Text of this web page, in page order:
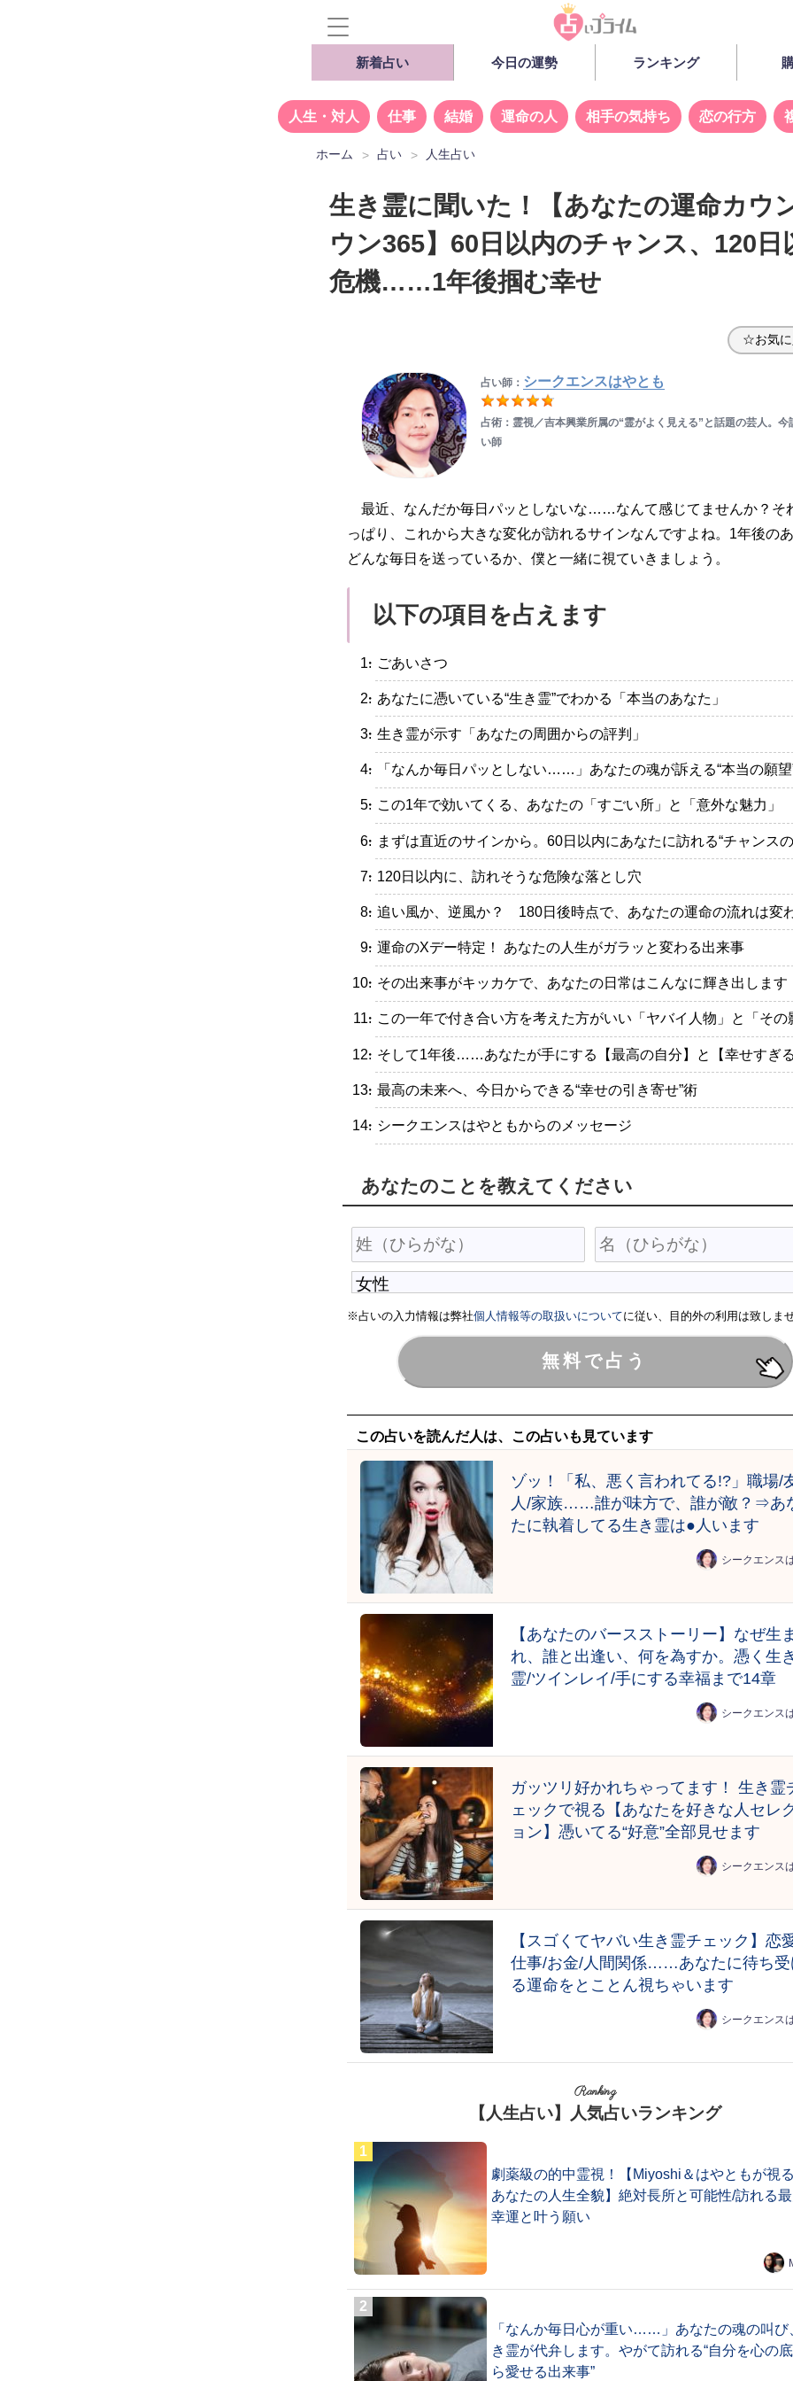
新着占い 今日の運勢 ランキング
人生・対人 仕事 結婚 運命の人 相手の気持ち 恋の行方
ホーム 占い 人生占い
生き霊に聞いた！【あなたの運命カウ
ウン365】60日以内のチャンス、120日
危機……1年後掴む幸せ
☆お気に
占い師： シークエンスはやとも
占術：霊視／吉本興業所属の“霊がよく見える”と話題の芸人。今
い師
最近、なんだか毎日パッとしないな……なんて感じてませんか？そ
っぱり、これから大きな変化が訪れるサインなんですよね。1年後の
どんな毎日を送っているか、僕と一緒に視ていきましょう。
以下の項目を占えます
・ごあいさつ
・あなたに憑いている“生き霊”でわかる「本当のあなた」
・生き霊が示す「あなたの周囲からの評判」
・「なんか毎日パッとしない……」あなたの魂が訴える“本当の願望
・この1年で効いてくる、あなたの「すごい所」と「意外な魅力」
・まずは直近のサインから。60日以内にあなたに訪れる“チャンス
・120日以内に、訪れそうな危険な落とし穴
・追い風か、逆風か？ 180日後時点で、あなたの運命の流れは変
・運命のXデー特定！ あなたの人生がガラッと変わる出来事
・その出来事がキッカケで、あなたの日常はこんなに輝き出します
・この一年で付き合い方を考えた方がいい「ヤバイ人物」と「その
・そして1年後……あなたが手にする【最高の自分】と【幸せすぎ
・最高の未来へ、今日からできる“幸せの引き寄せ”術
・シークエンスはやともからのメッセージ
あなたのことを教えてください
※占いの入力情報は弊社個人情報等の取扱いについてに従い、目的外の利用は致しま
この占いを読んだ人は、この占いも見ています
ゾッ！「私、悪く言われてる!?」職場/
人/家族……誰が味方で、誰が敵？⇒あ
たに執着してる生き霊は●人います
シークエンス
【あなたのバースストーリー】なぜ生
れ、誰と出逢い、何を為すか。憑く生
霊/ツインレイ/手にする幸福まで14章
シークエンス
ガッツリ好かれちゃってます！ 生き霊
ェックで視る【あなたを好きな人セレ
ョン】憑いてる“好意”全部見せます
シークエンス
【スゴくてヤバい生き霊チェック】恋
仕事/お金/人間関係……あなたに待ち受
る運命をとことん視ちゃいます
シークエンス
Ranking
【人生占い】人気占いランキング
劇薬級の的中霊視！【Miyoshi＆はやともが視
あなたの人生全貌】絶対長所と可能性/訪れる
幸運と叶う願い
「なんか毎日心が重い……」あなたの魂の叫び
き霊が代弁します。やがて訪れる“自分を心の
ら愛せる出来事”